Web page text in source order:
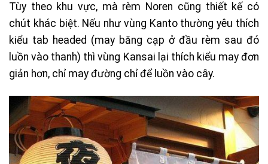
Tùy theo khu vực, mà rèm Noren cũng thiết kế có
chút khác biệt. Nếu như vùng Kanto thường yêu thích
kiểu tab headed (may băng cạp ở đầu rèm sau đó
luồn vào thanh) thì vùng Kansai lại thích kiểu may đơn
giản hơn, chỉ may đường chỉ để luồn vào cây.